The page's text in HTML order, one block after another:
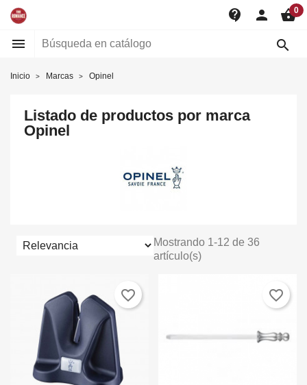
contact_support person shopping_basket0
 
Inicio Marcas Opinel
Listado de productos por marca
Opinel
Mostrando 1-12 de 36
artículo(s)
favorite_border favorite_border